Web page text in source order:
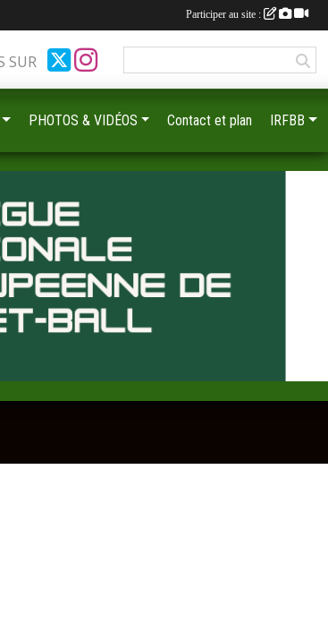
SUR
PHOTOS & VIDÉOS Contact et plan IRFBB
Participer au site :